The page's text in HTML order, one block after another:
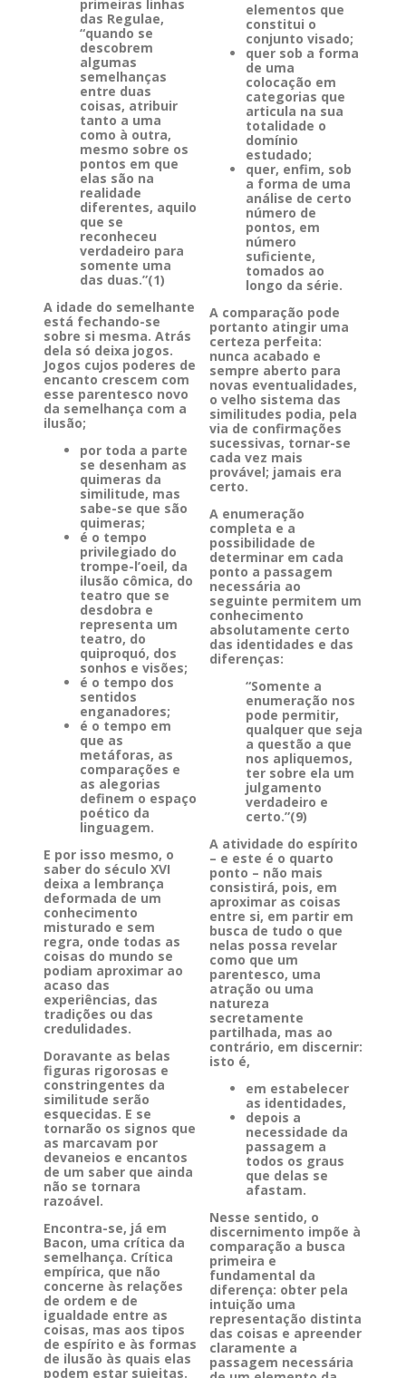
primeiras linhas
das Regulae,
“quando se
descobrem
algumas
semelhanças
entre duas
coisas, atribuir
tanto a uma
como à outra,
mesmo sobre os
pontos em que
elas são na
realidade
diferentes, aquilo
que se
reconheceu
verdadeiro para
somente uma
das duas.”(1)
A idade do semelhante
está fechando-se
sobre si mesma. Atrás
dela só deixa jogos.
Jogos cujos poderes de
encanto crescem com
esse parentesco novo
da semelhança com a
ilusão;
por toda a parte
se desenham as
quimeras da
similitude, mas
sabe-se que são
quimeras;
é o tempo
privilegiado do
trompe-l’oeil, da
ilusão cômica, do
teatro que se
desdobra e
representa um
teatro, do
quiproquó, dos
sonhos e visões;
é o tempo dos
sentidos
enganadores;
é o tempo em
que as
metáforas, as
comparações e
as alegorias
definem o espaço
poético da
linguagem.
E por isso mesmo, o
saber do século XVI
deixa a lembrança
deformada de um
conhecimento
misturado e sem
regra, onde todas as
coisas do mundo se
podiam aproximar ao
acaso das
experiências, das
tradições ou das
credulidades.
Doravante as belas
figuras rigorosas e
constringentes da
similitude serão
esquecidas. E se
tornarão os signos que
as marcavam por
devaneios e encantos
de um saber que ainda
não se tornara
razoável.
Encontra-se, já em
Bacon, uma crítica da
semelhança. Crítica
empírica, que não
concerne às relações
de ordem e de
igualdade entre as
coisas, mas aos tipos
de espírito e às formas
de ilusão às quais elas
podem estar sujeitas.
elementos que
constitui o
conjunto visado;
quer sob a forma
de uma
colocação em
categorias que
articula na sua
totalidade o
domínio
estudado;
quer, enfim, sob
a forma de uma
análise de certo
número de
pontos, em
número
suficiente,
tomados ao
longo da série.
A comparação pode
portanto atingir uma
certeza perfeita:
nunca acabado e
sempre aberto para
novas eventualidades,
o velho sistema das
similitudes podia, pela
via de confirmações
sucessivas, tornar-se
cada vez mais
provável; jamais era
certo.
A enumeração
completa e a
possibilidade de
determinar em cada
ponto a passagem
necessária ao
seguinte permitem um
conhecimento
absolutamente certo
das identidades e das
diferenças:
“Somente a
enumeração nos
pode permitir,
qualquer que seja
a questão a que
nos apliquemos,
ter sobre ela um
julgamento
verdadeiro e
certo.”(9)
A atividade do espírito
– e este é o quarto
ponto – não mais
consistirá, pois, em
aproximar as coisas
entre si, em partir em
busca de tudo o que
nelas possa revelar
como que um
parentesco, uma
atração ou uma
natureza
secretamente
partilhada, mas ao
contrário, em discernir:
isto é,
em estabelecer
as identidades,
depois a
necessidade da
passagem a
todos os graus
que delas se
afastam.
Nesse sentido, o
discernimento impõe à
comparação a busca
primeira e
fundamental da
diferença: obter pela
intuição uma
representação distinta
das coisas e apreender
claramente a
passagem necessária